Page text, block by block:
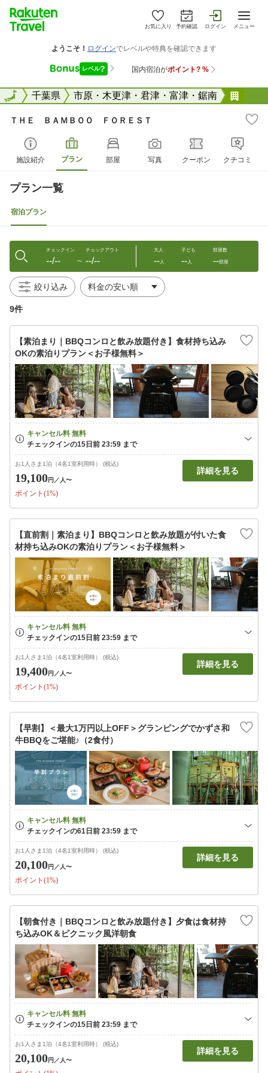
お気に入り 予約確認 ログイン メニュー
全国千葉県 市原・木更津・君津・富津・鋸南
全国
ＴＨＥ ＢＡＭＢＯＯ ＦＯＲＥＳＴ
施設紹介 プラン 部屋 写真 クーポン クチコミ
プラン一覧
宿泊プラン
チェックイン
--/-- 〜
チェックアウト
--/--
大人
--人
子ども
--人
部屋数
--部屋
絞り込み
9件
【素泊まり｜BBQコンロと飲み放題付き】食材持ち込み
OKの素泊りプラン＜お子様無料＞
お1人さま1泊（4名1室利用時） (税込)
19,100円 ／人〜
ポイント(1%)
詳細を見る
【直前割｜素泊まり】BBQコンロと飲み放題が付いた食
材持ち込みOKの素泊りプラン＜お子様無料＞
お1人さま1泊（4名1室利用時） (税込)
19,400円 ／人〜
ポイント(1%)
詳細を見る
【早割】＜最大1万円以上OFF＞グランピングでかずさ和
牛BBQをご堪能♪（2食付）
お1人さま1泊（4名1室利用時） (税込)
20,100円 ／人〜
ポイント(1%)
詳細を見る
【朝食付き｜BBQコンロと飲み放題付き】夕食は食材持
ち込みOK＆ピクニック風洋朝食
お1人さま1泊（4名1室利用時） (税込)
20,100円 ／人〜
詳細を見る